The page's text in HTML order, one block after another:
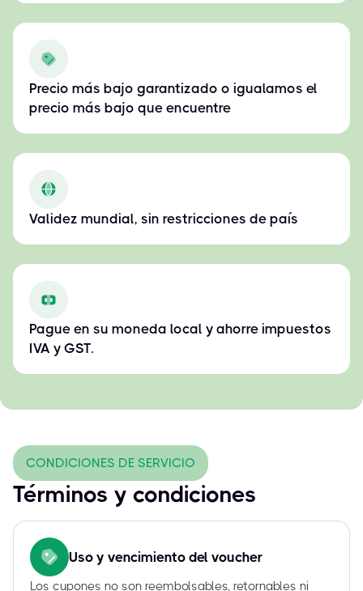
Precio más bajo garantizado o igualamos el
precio más bajo que encuentre
Validez mundial, sin restricciones de país
Pague en su moneda local y ahorre impuestos
IVA y GST.
CONDICIONES DE SERVICIO
Términos y condiciones
Uso y vencimiento del voucher
Los cupones no son reembolsables, retornables ni